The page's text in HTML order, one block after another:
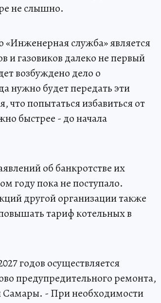
не слышно.
«Инженерная служба» является
и газовиков далеко не первый
возбуждено дело о
нужно будет передать эти
что попытаться избавиться от
быстрее - до начала
об банкротстве их
году пока не поступало.
другой организации также
тариф котельных в
годов осуществляется
предупредительного ремонта,
Самары. - При необходимости